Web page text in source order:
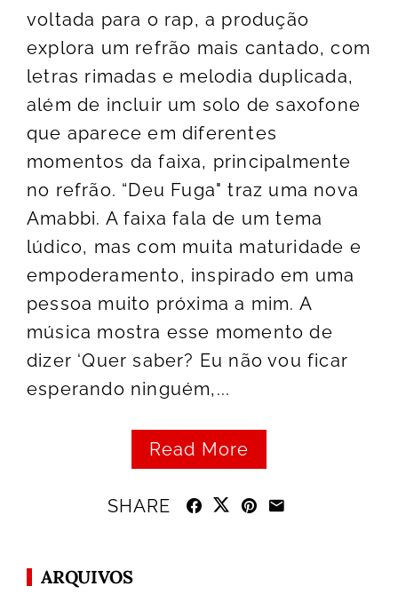
voltada para o rap, a produção
explora um refrão mais cantado, com
letras rimadas e melodia duplicada,
além de incluir um solo de saxofone
que aparece em diferentes
momentos da faixa, principalmente
no refrão. “Deu Fuga" traz uma nova
Amabbi. A faixa fala de um tema
lúdico, mas com muita maturidade e
empoderamento, inspirado em uma
pessoa muito próxima a mim. A
música mostra esse momento de
dizer ‘Quer saber? Eu não vou ficar
esperando ninguém,...
Read More
SHARE
ARQUIVOS